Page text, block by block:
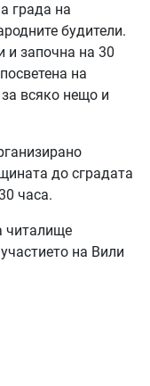
града на
будители.
и започна на 30
на
всяко нещо и
до сградата
часа.
читалище
на Вили